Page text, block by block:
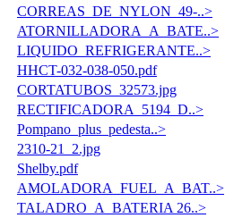
CORREAS_DE_NYLON_49-..>
ATORNILLADORA_A_BATE..>
LIQUIDO_REFRIGERANTE..>
HHCT-032-038-050.pdf
CORTATUBOS_32573.jpg
RECTIFICADORA_5194_D..>
Pompano_plus_pedesta..>
2310-21_2.jpg
Shelby.pdf
AMOLADORA_FUEL_A_BAT..>
TALADRO_A_BATERIA 26..>